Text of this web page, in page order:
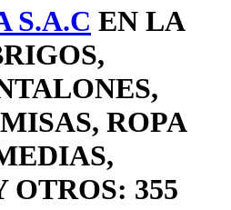
S.A.C EN LA
ROPA
OTROS: 355